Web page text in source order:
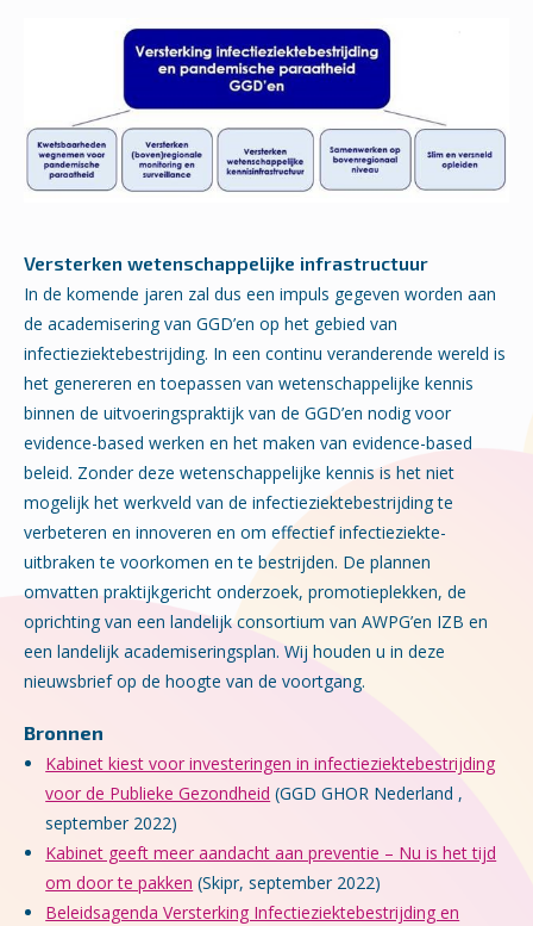
Versterken wetenschappelijke infrastructuur
In de komende jaren zal dus een impuls gegeven worden aan
de academisering van GGD’en op het gebied van
infectieziektebestrijding. In een continu veranderende wereld is
het genereren en toepassen van wetenschappelijke kennis
binnen de uitvoeringspraktijk van de GGD’en nodig voor
evidence-based werken en het maken van evidence-based
beleid. Zonder deze wetenschappelijke kennis is het niet
mogelijk het werkveld van de infectieziektebestrijding te
verbeteren en innoveren en om effectief infectieziekte-
uitbraken te voorkomen en te bestrijden. De plannen
omvatten praktijkgericht onderzoek, promotieplekken, de
oprichting van een landelijk consortium van AWPG’en IZB en
een landelijk academiseringsplan. Wij houden u in deze
nieuwsbrief op de hoogte van de voortgang.
Bronnen
Kabinet kiest voor investeringen in infectieziektebestrijding
voor de Publieke Gezondheid (GGD GHOR Nederland ,
september 2022)
Kabinet geeft meer aandacht aan preventie – Nu is het tijd
om door te pakken (Skipr, september 2022)
Beleidsagenda Versterking Infectieziektebestrijding en